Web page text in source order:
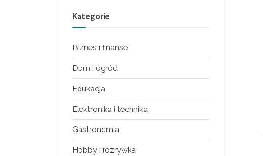
Kategorie
Biznes i finanse
Dom i ogród
Edukacja
Elektronika i technika
Gastronomia
Hobby i rozrywka